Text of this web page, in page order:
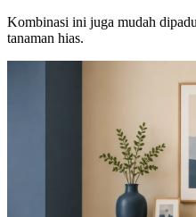
Kombinasi ini juga mudah
tanaman hias.